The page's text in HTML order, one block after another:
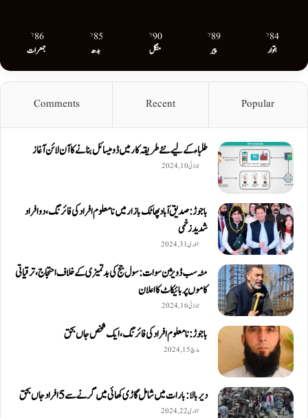
84
℉
اتوار
89
℉
پیر
90
℉
منگل
85
℉
بدھ
86
℉
جمعرات
Popular
Recent
Comments
طلباء کے لیے نئے طریقہ کار میں ڈومیسائل بنانے کا آن لائن آغاز
جولائی 10, 2024
باجوڑ: صدیق اۤباد پھاٹک بازار میں نامعلوم افراد کی فائرنگ، دو افراد
شدید زخمی
جنوری 31, 2024
مٹہ سب ڈویژن سوات: سول جج کی بدتمیزی کے خلاف احتجاج، ترقیاتی
کاموں پر بائیکاٹ کا اعلان
جولائی 16, 2024
باجوڑ: نامعلوم افراد کی فائرنگ، ایک شخص جاں بحق
مارچ 15, 2024
دیربالا: بارات میں شامل گاڑی کھائی میں گرنے سے 5 افراد جاں بحق
جنوری 22, 2024